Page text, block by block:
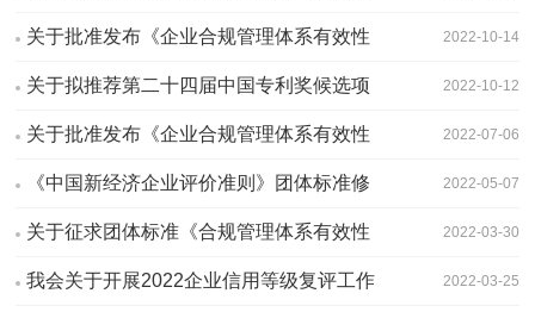
体企业评价标准》团体标准的公告
关于批准发布《企业合规管理体系有效性
评价指引》团体标准的公告
2022-10-14
关于拟推荐第二十四届中国专利奖候选项
目公示
2022-10-12
关于批准发布《企业合规管理体系有效性
评价》团体标准的公告
2022-07-06
《中国新经济企业评价准则》团体标准修
订公告
2022-05-07
关于征求团体标准《合规管理体系有效性
企业评价准则》（征求意见稿）意见的通
2022-03-30
我会关于开展2022企业信用等级复评工作 2022-03-25